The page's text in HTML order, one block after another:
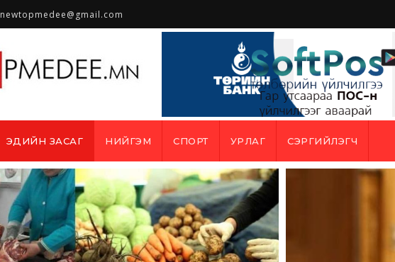
newtopmedee@gmail.com
ЭДИЙН ЗАСАГ НИЙГЭМ СПОРТ УРЛАГ СЭРГИЙЛЭГЧ